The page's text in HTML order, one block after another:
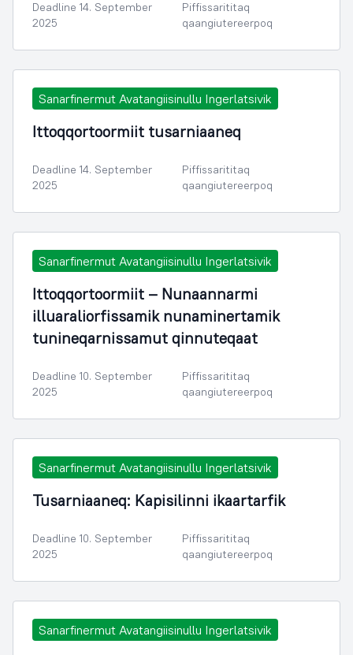
Deadline 14. September
2025
Piffissarititaq
qaangiutereerpoq
Sanarfinermut Avatangiisinullu Ingerlatsivik
Ittoqqortoormiit tusarniaaneq
Deadline 14. September
2025
Piffissarititaq
qaangiutereerpoq
Sanarfinermut Avatangiisinullu Ingerlatsivik
Ittoqqortoormiit – Nunaannarmi
illuaraliorfissamik nunaminertamik
tunineqarnissamut qinnuteqaat
Deadline 10. September
2025
Piffissarititaq
qaangiutereerpoq
Sanarfinermut Avatangiisinullu Ingerlatsivik
Tusarniaaneq: Kapisilinni ikaartarfik
Deadline 10. September
2025
Piffissarititaq
qaangiutereerpoq
Sanarfinermut Avatangiisinullu Ingerlatsivik